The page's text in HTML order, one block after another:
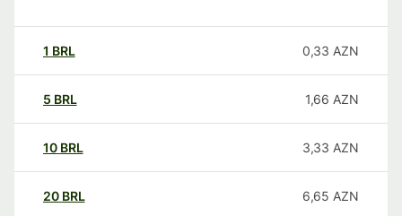
1 BRL 0,33 AZN
5 BRL 1,66 AZN
10 BRL 3,33 AZN
20 BRL 6,65 AZN